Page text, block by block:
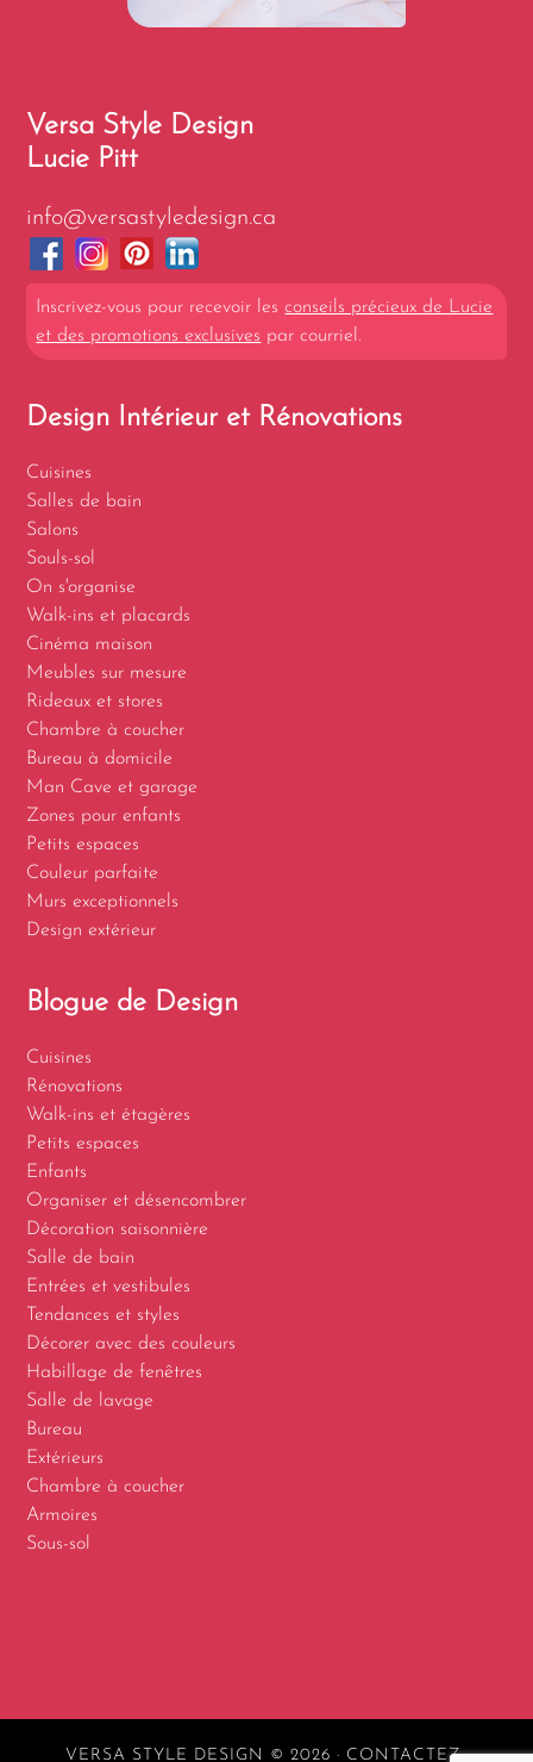
Versa Style Design
Lucie Pitt
info@versastyledesign.ca
Inscrivez-vous pour recevoir lesconseils précieux de Lucie
et des promotions exclusives par courriel.
Design Intérieur et Rénovations
Cuisines
Salles de bain
Salons
Souls-sol
On s'organise
Walk-ins et placards
Cinéma maison
Meubles sur mesure
Rideaux et stores
Chambre à coucher
Bureau à domicile
Man Cave et garage
Zones pour enfants
Petits espaces
Couleur parfaite
Murs exceptionnels
Design extérieur
Blogue de Design
Cuisines
Rénovations
Walk-ins et étagères
Petits espaces
Enfants
Organiser et désencombrer
Décoration saisonnière
Salle de bain
Entrées et vestibules
Tendances et styles
Décorer avec des couleurs
Habillage de fenêtres
Salle de lavage
Bureau
Extérieurs
Chambre à coucher
Armoires
Sous-sol
VERSA STYLE DESIGN © 2026 · CONTACTEZ-